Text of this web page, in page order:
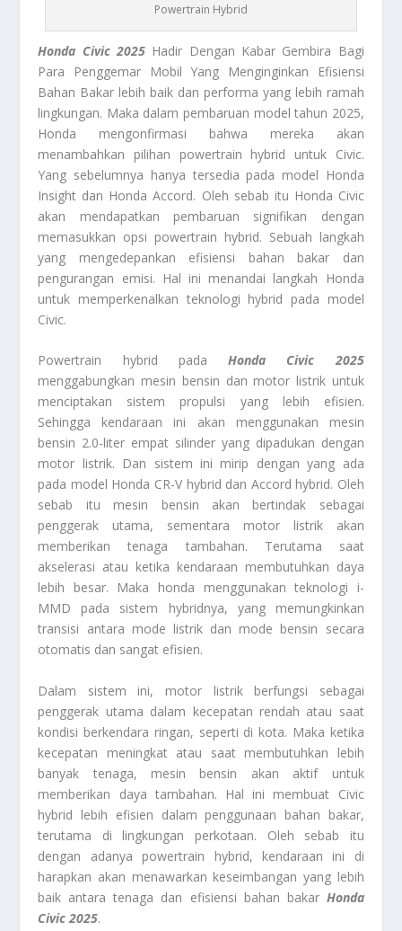
Powertrain Hybrid
Honda Civic 2025 Hadir Dengan Kabar Gembira Bagi
Para Penggemar Mobil Yang Menginginkan Efisiensi
Bahan Bakar lebih baik dan performa yang lebih ramah
lingkungan. Maka dalam pembaruan model tahun 2025,
Honda mengonfirmasi bahwa mereka akan
menambahkan pilihan powertrain hybrid untuk Civic.
Yang sebelumnya hanya tersedia pada model Honda
Insight dan Honda Accord. Oleh sebab itu Honda Civic
akan mendapatkan pembaruan signifikan dengan
memasukkan opsi powertrain hybrid. Sebuah langkah
yang mengedepankan efisiensi bahan bakar dan
pengurangan emisi. Hal ini menandai langkah Honda
untuk memperkenalkan teknologi hybrid pada model
Civic.
Powertrain hybrid padaHonda Civic 2025
menggabungkan mesin bensin dan motor listrik untuk
menciptakan sistem propulsi yang lebih efisien.
Sehingga kendaraan ini akan menggunakan mesin
bensin 2.0-liter empat silinder yang dipadukan dengan
motor listrik. Dan sistem ini mirip dengan yang ada
pada model Honda CR-V hybrid dan Accord hybrid. Oleh
sebab itu mesin bensin akan bertindak sebagai
penggerak utama, sementara motor listrik akan
memberikan tenaga tambahan. Terutama saat
akselerasi atau ketika kendaraan membutuhkan daya
lebih besar. Maka honda menggunakan teknologi i-
MMD pada sistem hybridnya, yang memungkinkan
transisi antara mode listrik dan mode bensin secara
otomatis dan sangat efisien.
Dalam sistem ini, motor listrik berfungsi sebagai
penggerak utama dalam kecepatan rendah atau saat
kondisi berkendara ringan, seperti di kota. Maka ketika
kecepatan meningkat atau saat membutuhkan lebih
banyak tenaga, mesin bensin akan aktif untuk
memberikan daya tambahan. Hal ini membuat Civic
hybrid lebih efisien dalam penggunaan bahan bakar,
terutama di lingkungan perkotaan. Oleh sebab itu
dengan adanya powertrain hybrid, kendaraan ini di
harapkan akan menawarkan keseimbangan yang lebih
baik antara tenaga dan efisiensi bahan bakarHonda
Civic 2025.